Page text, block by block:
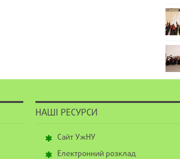
НАШІ РЕСУРСИ
Сайт УжНУ
Електронний розклад